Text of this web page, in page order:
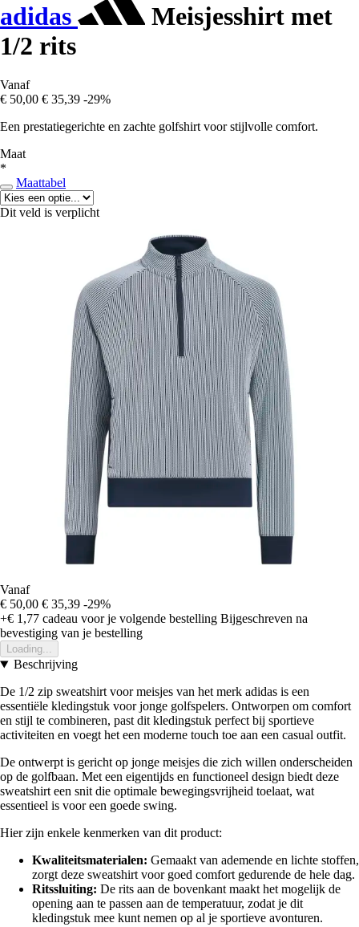
adidas
Meisjesshirt met
1/2 rits
Vanaf
€ 50,00 € 35,39 -29%
Een prestatiegerichte en zachte golfshirt voor stijlvolle comfort.
Maat
*
Maattabel
Dit veld is verplicht
Vanaf
€ 50,00 € 35,39 -29%
+€ 1,77 cadeau voor je volgende bestelling Bijgeschreven na
bevestiging van je bestelling
Loading...
Beschrijving
De 1/2 zip sweatshirt voor meisjes van het merk adidas is een
essentiële kledingstuk voor jonge golfspelers. Ontworpen om comfort
en stijl te combineren, past dit kledingstuk perfect bij sportieve
activiteiten en voegt het een moderne touch toe aan een casual outfit.
De ontwerpt is gericht op jonge meisjes die zich willen onderscheiden
op de golfbaan. Met een eigentijds en functioneel design biedt deze
sweatshirt een snit die optimale bewegingsvrijheid toelaat, wat
essentieel is voor een goede swing.
Hier zijn enkele kenmerken van dit product:
Kwaliteitsmaterialen: Gemaakt van ademende en lichte stoffen,
zorgt deze sweatshirt voor goed comfort gedurende de hele dag.
Ritssluiting: De rits aan de bovenkant maakt het mogelijk de
opening aan te passen aan de temperatuur, zodat je dit
kledingstuk mee kunt nemen op al je sportieve avonturen.